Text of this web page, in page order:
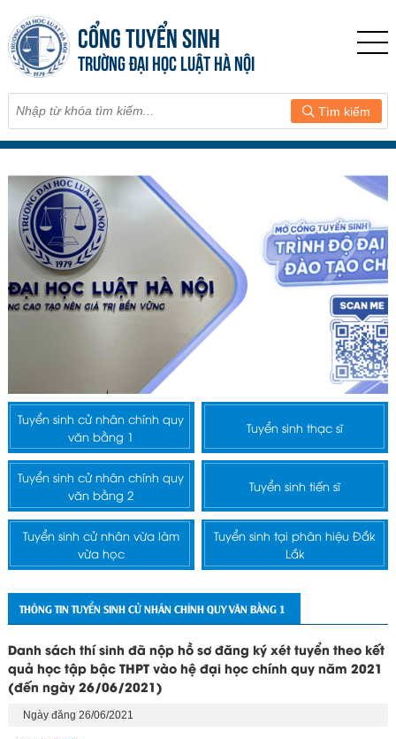
CỔNG TUYỂN SINH
TRƯỜNG ĐẠI HỌC LUẬT HÀ NỘI
Tìm kiếm
Tuyển sinh cử nhân chính quy
văn bằng 1
Tuyển sinh thạc sĩ
Tuyển sinh cử nhân chính quy
văn bằng 2
Tuyển sinh tiến sĩ
Tuyển sinh cử nhân vừa làm
vừa học
Tuyển sinh tại phân hiệu Đắk
Lắk
THÔNG TIN TUYỂN SINH CỬ NHÂN CHÍNH QUY VĂN BẰNG 1
Danh sách thí sinh đã nộp hồ sơ đăng ký xét tuyển theo kết
quả học tập bậc THPT vào hệ đại học chính quy năm 2021
(đến ngày 26/06/2021)
Ngày đăng 26/06/2021